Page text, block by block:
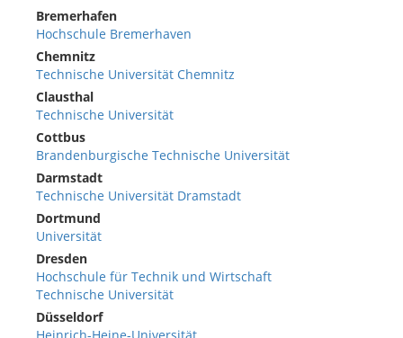
Bremerhafen
Hochschule Bremerhaven
Chemnitz
Technische Universität Chemnitz
Clausthal
Technische Universität
Cottbus
Brandenburgische Technische Universität
Darmstadt
Technische Universität Dramstadt
Dortmund
Universität
Dresden
Hochschule für Technik und Wirtschaft
Technische Universität
Düsseldorf